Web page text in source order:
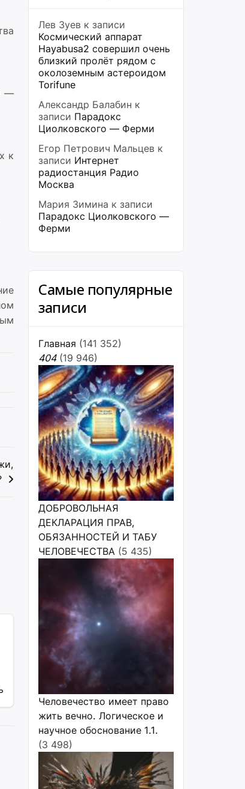
—
к
Лев Зуев к записи
Космический аппарат
Hayabusa2 совершил очень
близкий пролёт рядом с
околоземным астероидом
Torifune
Александр Балабин к
записи Парадокс
Циолковского — Ферми
Егор Петрович Мальцев к
записи Интернет
радиостанция Радио
Москва
Мария Зимина к записи
Парадокс Циолковского —
Ферми
Самые популярные
записи
Главная (141 352)
404 (19 946)
ДОБРОВОЛЬНАЯ
ДЕКЛАРАЦИЯ ПРАВ,
ОБЯЗАННОСТЕЙ И ТАБУ
ЧЕЛОВЕЧЕСТВА (5 435)
Человечество имеет право
жить вечно. Логическое и
научное обоснование 1.1.
(3 498)